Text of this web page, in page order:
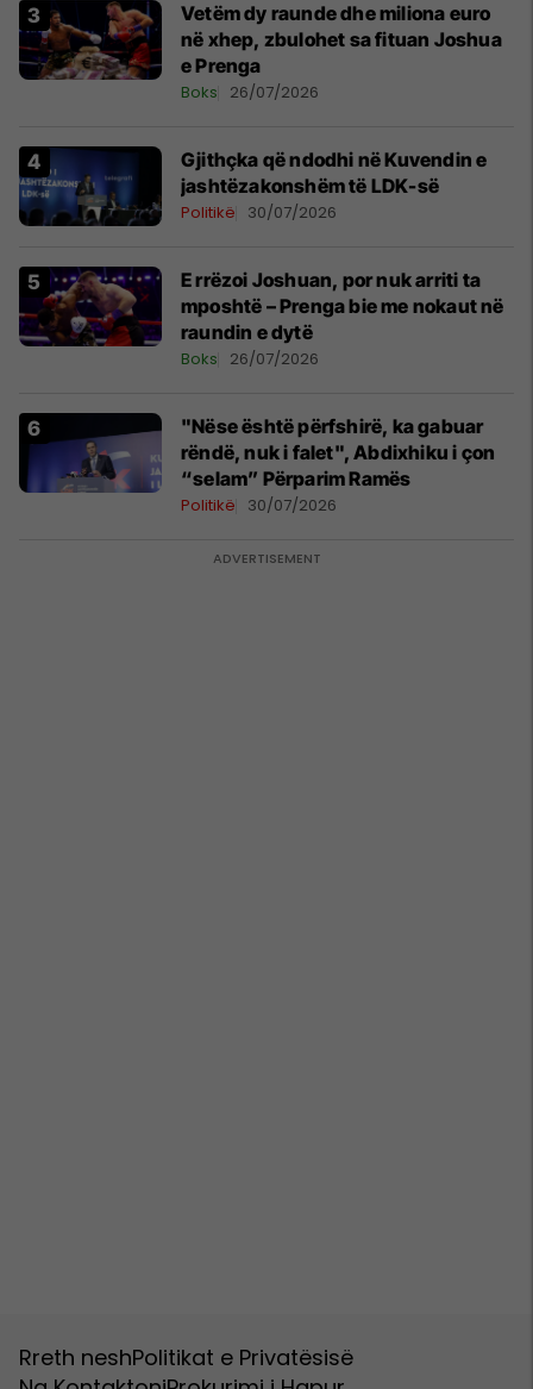
Vetëm dy raunde dhe miliona euro
në xhep, zbulohet sa fituan Joshua
e Prenga
Boks 26/07/2026
Gjithçka që ndodhi në Kuvendin e
jashtëzakonshëm të LDK-së
Politikë 30/07/2026
E rrëzoi Joshuan, por nuk arriti ta
mposhtë – Prenga bie me nokaut në
raundin e dytë
Boks 26/07/2026
"Nëse është përfshirë, ka gabuar
rëndë, nuk i falet", Abdixhiku i çon
“selam” Përparim Ramës
Politikë 30/07/2026
Rreth neshPolitikat e Privatësisë